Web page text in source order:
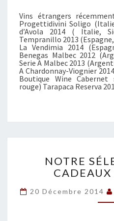
R
Vins étrangers
Progettidivini Soligo
d’Avola 2014 ( Italie,
Tempranillo 2013
La Vendimia 2014
Benegas Malbec 2012
Serie A Malbec 2013
A Chardonnay-Viognier
Boutique Wine
rouge) Tarapaca Reserva
E
NOTRE
20 Décembre 2014